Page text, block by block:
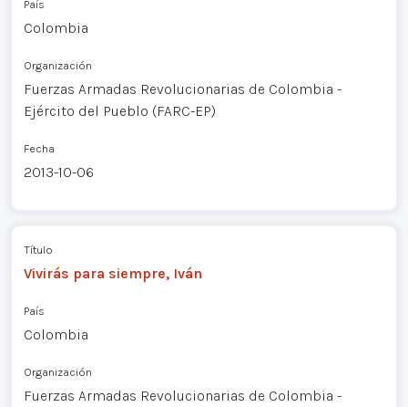
País
Colombia
Organización
Fuerzas Armadas Revolucionarias de Colombia -
Ejército del Pueblo (FARC-EP)
Fecha
2013-10-06
Título
Vivirás para siempre, Iván
País
Colombia
Organización
Fuerzas Armadas Revolucionarias de Colombia -